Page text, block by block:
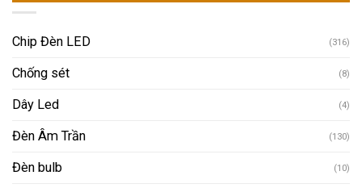
Chip Đèn LED (316)
Chống sét (8)
Dây Led (4)
Đèn Âm Trần (130)
Đèn bulb (10)